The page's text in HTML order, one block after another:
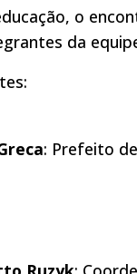
o
da
: Prefeito